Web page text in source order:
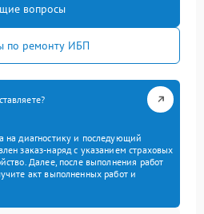
вопросы
по ремонту ИБП
на диагностику и последующий
заказ-наряд с указанием страховых
Далее, после выполнения работ
акт выполненных работ и